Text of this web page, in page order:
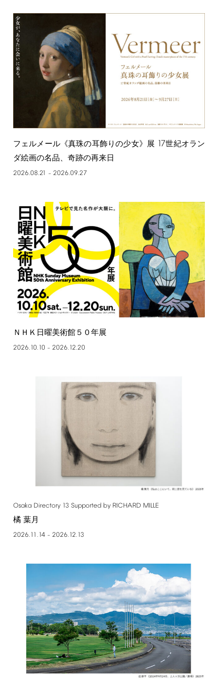
フェルメール《真珠の耳飾りの少女》展 17世紀オラン
ダ絵画の名品、奇跡の再来日
2026.08.21 – 2026.09.27
ＮＨＫ日曜美術館５０年展
2026.10.10 – 2026.12.20
Osaka Directory 13 Supported by RICHARD MILLE
橘 葉月
2026.11.14– 2026.12.13